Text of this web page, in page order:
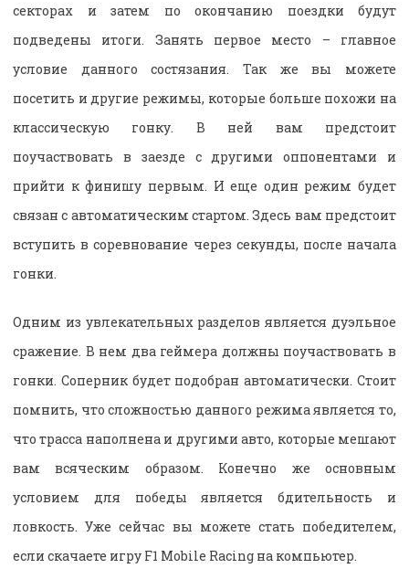
секторах и затем по окончанию поездки будут
подведены итоги. Занять первое место – главное
условие данного состязания. Так же вы можете
посетить и другие режимы, которые больше похожи на
классическую гонку. В ней вам предстоит
поучаствовать в заезде с другими оппонентами и
прийти к финишу первым. И еще один режим будет
связан с автоматическим стартом. Здесь вам предстоит
вступить в соревнование через секунды, после начала
гонки.
Одним из увлекательных разделов является дуэльное
сражение. В нем два геймера должны поучаствовать в
гонки. Соперник будет подобран автоматически. Стоит
помнить, что сложностью данного режима является то,
что трасса наполнена и другими авто, которые мешают
вам всяческим образом. Конечно же основным
условием для победы является бдительность и
ловкость. Уже сейчас вы можете стать победителем,
если скачаете игру F1 Mobile Racing на компьютер.